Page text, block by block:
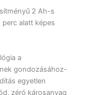
2 Ah-s
alatt képes
a
gondozásához-
egyetlen
zéró károsanyag